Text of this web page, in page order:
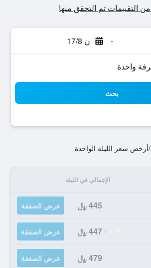
- ن 17/8
بحث
/أرخص سعر الليلة الواحدة
الإجمالي في الليلة
445 ﷼ عرض الصفقة
447 ﷼ عرض الصفقة
479 ﷼ عرض الصفقة